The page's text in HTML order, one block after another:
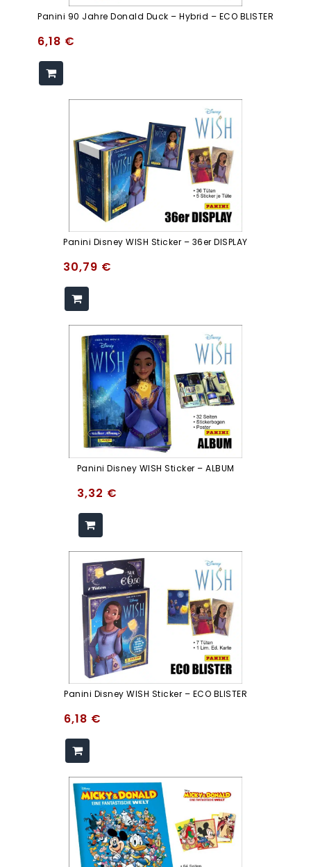
Panini 90 Jahre Donald Duck – Hybrid – ECO BLISTER
6,18 €
Panini Disney WISH Sticker – 36er DISPLAY
30,79 €
Panini Disney WISH Sticker – ALBUM
3,32 €
Panini Disney WISH Sticker – ECO BLISTER
6,18 €